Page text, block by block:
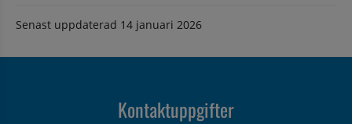
Senast uppdaterad 14 januari 2026
Kontaktuppgifter